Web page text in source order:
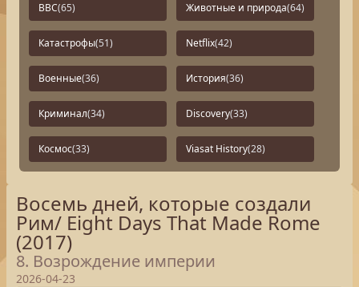
BBC(65) Животные и природа(64)
Катастрофы(51) Netflix(42)
Военные(36) История(36)
Криминал(34) Discovery(33)
Космос(33) Viasat History(28)
Восемь дней, которые создали
Рим/ Eight Days That Made Rome
(2017)
8. Возрождение империи
2026-04-23